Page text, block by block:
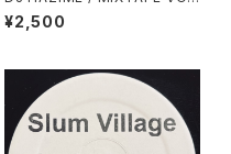
L.7
¥2,500